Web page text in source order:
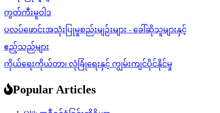
ကွတ်ကီးမူဝါဒ
ပလပ်ဖောင်းအသုံးပြုမှုစည်းမျဉ်းများ - ခေါ်ဆိုသူများနှင့်
ဧည့်သည်များ
ကိုယ်ရေးကိုယ်တာ၊ လုံခြုံရေးနှင့် ကျွမ်းကျင်ပိုင်နိုင်မှု
Popular Articles